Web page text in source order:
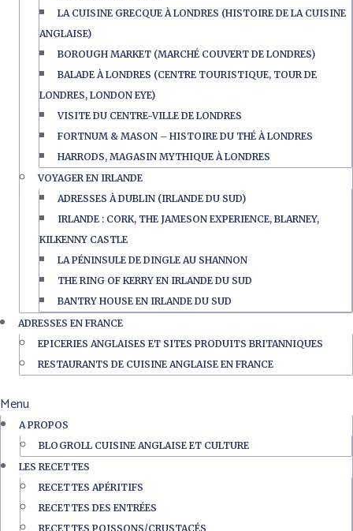
LA CUISINE GRECQUE À LONDRES (HISTOIRE DE LA CUISINE
ANGLAISE)
BOROUGH MARKET (MARCHÉ COUVERT DE LONDRES)
BALADE À LONDRES (CENTRE TOURISTIQUE, TOUR DE
LONDRES, LONDON EYE)
VISITE DU CENTRE-VILLE DE LONDRES
FORTNUM & MASON – HISTOIRE DU THÉ À LONDRES
HARRODS, MAGASIN MYTHIQUE À LONDRES
VOYAGER EN IRLANDE
ADRESSES À DUBLIN (IRLANDE DU SUD)
IRLANDE : CORK, THE JAMESON EXPERIENCE, BLARNEY,
KILKENNY CASTLE
LA PÉNINSULE DE DINGLE AU SHANNON
THE RING OF KERRY EN IRLANDE DU SUD
BANTRY HOUSE EN IRLANDE DU SUD
ADRESSES EN FRANCE
EPICERIES ANGLAISES ET SITES PRODUITS BRITANNIQUES
RESTAURANTS DE CUISINE ANGLAISE EN FRANCE
Menu
A PROPOS
BLOGROLL CUISINE ANGLAISE ET CULTURE
LES RECETTES
RECETTES APÉRITIFS
RECETTES DES ENTRÉES
RECETTES POISSONS/CRUSTACÉS